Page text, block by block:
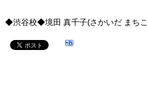
◆渋谷校◆境田 真千子(さかいだ まち